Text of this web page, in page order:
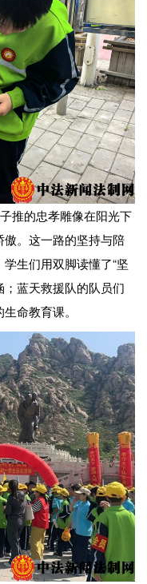
推的忠孝雕像在阳光下
。这一路的坚持与陪
生们用双脚读懂了“坚
；蓝天救援队的队员们
命教育课。